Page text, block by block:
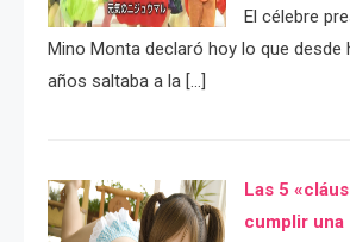
El célebre
Mino Monta declaró hoy lo que desde
años saltaba a la […]
Las 5
cumplir una